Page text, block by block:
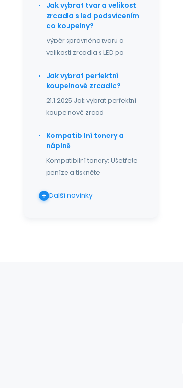
Jak vybrat tvar a velikost
zrcadla s led podsvícením
do koupelny?
Výběr správného tvaru a
velikosti zrcadla s LED po
Jak vybrat perfektní
koupelnové zrcadlo?
21.1.2025 Jak vybrat perfektní
koupelnové zrcad
Kompatibilní tonery a
náplně
Kompatibilní tonery: Ušetřete
peníze a tiskněte
Další novinky